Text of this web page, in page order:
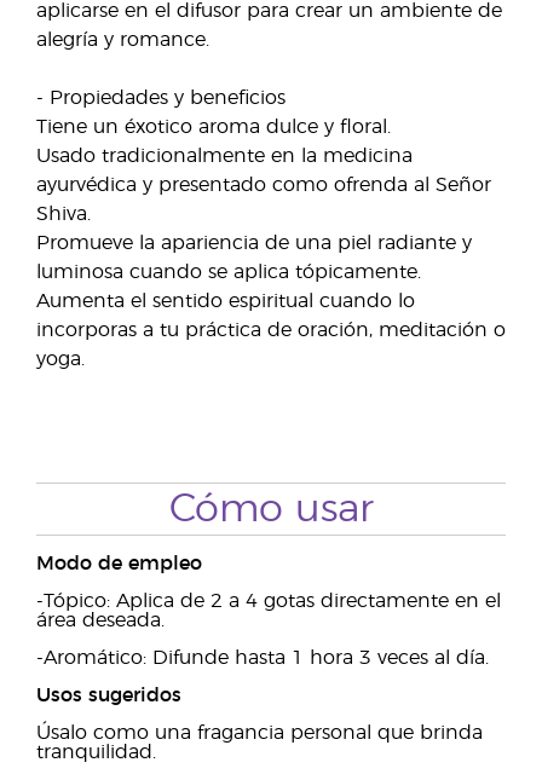
aplicarse en el difusor para crear un ambiente de
alegría y romance.
- Propiedades y beneficios
Tiene un éxotico aroma dulce y floral.
Usado tradicionalmente en la medicina
ayurvédica y presentado como ofrenda al Señor
Shiva.
Promueve la apariencia de una piel radiante y
luminosa cuando se aplica tópicamente.
Aumenta el sentido espiritual cuando lo
incorporas a tu práctica de oración, meditación o
yoga.
Cómo usar
Modo de empleo
-Tópico: Aplica de 2 a 4 gotas directamente en el
área deseada.
-Aromático: Difunde hasta 1 hora 3 veces al día.
Usos sugeridos
Úsalo como una fragancia personal que brinda
tranquilidad.